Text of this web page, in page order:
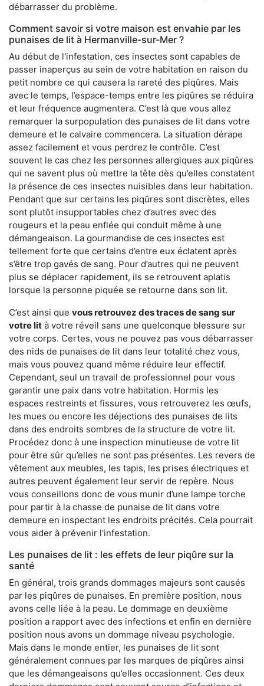
débarrasser du problème.
Comment savoir si votre maison est envahie par les
punaises de lit à Hermanville-sur-Mer ?
Au début de l'infestation, ces insectes sont capables de
passer inaperçus au sein de votre habitation en raison du
petit nombre ce qui causera la rareté des piqûres. Mais
avec le temps, l’espace-temps entre les piqûres se réduira
et leur fréquence augmentera. C’est là que vous allez
remarquer la surpopulation des punaises de lit dans votre
demeure et le calvaire commencera. La situation dérape
assez facilement et vous perdrez le contrôle. C’est
souvent le cas chez les personnes allergiques aux piqûres
qui ne savent plus où mettre la tête dès qu’elles constatent
la présence de ces insectes nuisibles dans leur habitation.
Pendant que sur certains les piqûres sont discrètes, elles
sont plutôt insupportables chez d’autres avec des
rougeurs et la peau enflée qui conduit même à une
démangeaison. La gourmandise de ces insectes est
tellement forte que certains d’entre eux éclatent après
s’être trop gavés de sang. Pour d’autres qui ne peuvent
plus se déplacer rapidement, ils se retrouvent aplatis
lorsque la personne piquée se retourne dans son lit.
C’est ainsi que vous retrouvez des traces de sang sur
votre lit à votre réveil sans une quelconque blessure sur
votre corps. Certes, vous ne pouvez pas vous débarrasser
des nids de punaises de lit dans leur totalité chez vous,
mais vous pouvez quand même réduire leur effectif.
Cependant, seul un travail de professionnel pour vous
garantir une paix dans votre habitation. Hormis les
espaces restreints et fissures, vous retrouverez les œufs,
les mues ou encore les déjections des punaises de lits
dans des endroits sombres de la structure de votre lit.
Procédez donc à une inspection minutieuse de votre lit
pour être sûr qu’elles ne sont pas présentes. Les revers de
vêtement aux meubles, les tapis, les prises électriques et
autres peuvent également leur servir de repère. Nous
vous conseillons donc de vous munir d’une lampe torche
pour partir à la chasse de punaise de lit dans votre
demeure en inspectant les endroits précités. Cela pourrait
vous aider à prévenir l'infestation.
Les punaises de lit : les effets de leur piqûre sur la
santé
En général, trois grands dommages majeurs sont causés
par les piqûres de punaises. En première position, nous
avons celle liée à la peau. Le dommage en deuxième
position a rapport avec des infections et enfin en dernière
position nous avons un dommage niveau psychologie.
Mais dans le monde entier, les punaises de lit sont
généralement connues par les marques de piqûres ainsi
que les démangeaisons qu’elles occasionnent. Ces deux